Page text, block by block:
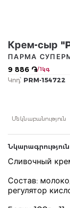
Крем-сыр
9 886 ֏/ 1կգ
ПАРМА
Կոդ՝ PRM-154722
Մեկնաբանություն
Նկարագրություն
Сливочный
Состав:
регулятор